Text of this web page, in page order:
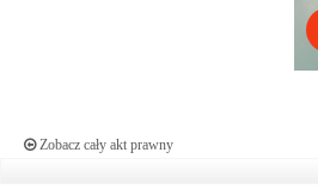
Zobacz cały akt prawny